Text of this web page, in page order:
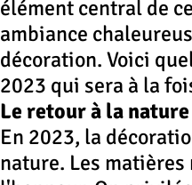
élément central de
ambiance
décoration. Voici
2023 qui sera à la
Le retour à la nature
En 2023, la
nature. Les